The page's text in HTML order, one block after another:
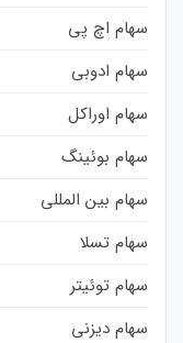
سهام اچ پی
سهام ادوبی
سهام اوراکل
سهام بوئینگ
سهام بین المللی
سهام تسلا
سهام توئیتر
سهام دیزنی